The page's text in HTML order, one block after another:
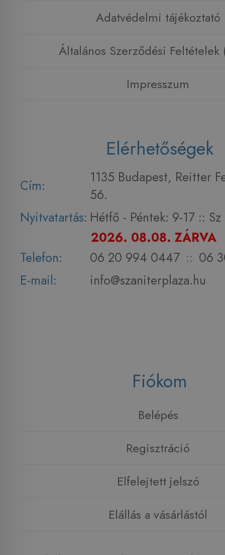
Adatvédelmi tájékoztató
Általános Szerződési Feltételek
Impresszum
Elérhetőségek
Cím:
1135 Budapest, Reitter
56.
Nyitvatartás: Hétfő - Péntek: 9-17 :: Sz
2026. 08.08. ZÁRVA
Telefon:
06 20 994 0447 :: 06
E-mail:
info@szaniterplaza.hu
Fiókom
Belépés
Regisztráció
Elfelejtett jelszó
Elállás a vásárlástól